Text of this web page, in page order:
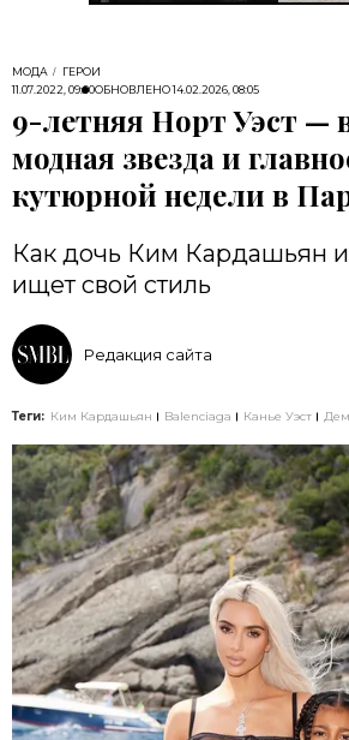
МОДА
ГЕРОИ
11.07.2022, 09:00ОБНОВЛЕНО14.02.2026, 08:05
9-летняя Норт Уэст —
модная звезда и
кутюрной недели в
Как дочь Ким Кардашьян и
ищет свой стиль
Редакция сайта
Теги: Ким Кардашьян Balenciaga Канье Уэст